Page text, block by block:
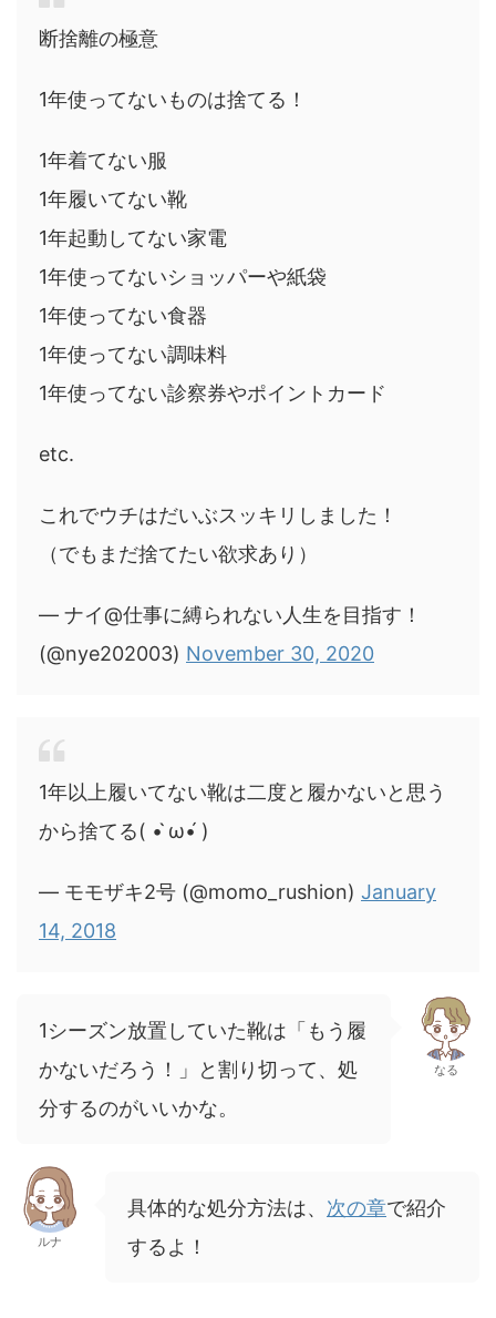
断捨離の極意
1年使ってないものは捨てる！
1年着てない服
1年履いてない靴
1年起動してない家電
1年使ってないショッパーや紙袋
1年使ってない食器
1年使ってない調味料
1年使ってない診察券やポイントカード
etc.
これでウチはだいぶスッキリしました！
（でもまだ捨てたい欲求あり）
— ナイ@仕事に縛られない人生を目指す！
(@nye202003) November 30, 2020
1年以上履いてない靴は二度と履かないと思う
から捨てる( • ̀ω•́ )
— モモザキ2号 (@momo_rushion) January
14, 2018
1シーズン放置していた靴は「もう履
かないだろう！」と割り切って、処
分するのがいいかな。
なる
ルナ
具体的な処分方法は、 次の章で紹介
するよ！